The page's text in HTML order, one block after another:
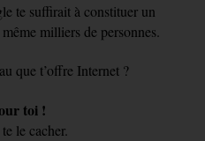
te suffirait à constituer un
milliers de personnes.
que t’offre Internet ?
toi !
le cacher.